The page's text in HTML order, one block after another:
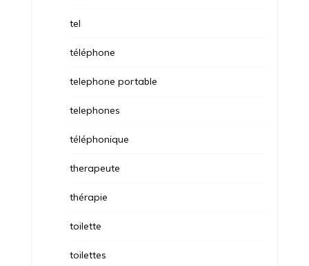
tel
téléphone
telephone portable
telephones
téléphonique
therapeute
thérapie
toilette
toilettes